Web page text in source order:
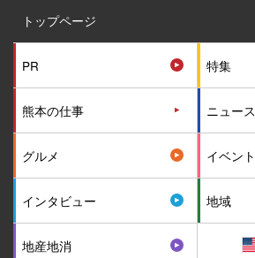
トップページ
PR 特集
熊本の仕事 ニュース
グルメ イベント
インタビュー 地域
地産地消